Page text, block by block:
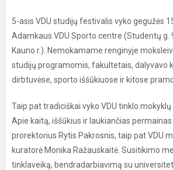
5-asis VDU studijų festivalis vyko gegužės
Adamkaus VDU Sporto centre (Studentų g.
Kauno r.). Nemokamame renginyje
studijų programomis, fakultetais, dalyvavo
dirbtuvėse, sporto iššūkiuose ir kitose
Taip pat tradiciškai vyko VDU tinklo
Apie kaitą, iššūkius ir laukiančias
prorektorius Rytis Pakrosnis, taip pat VDU
kuratorė Monika Ražauskaitė. Susitikimo
tinklaveiką, bendradarbiavimą su